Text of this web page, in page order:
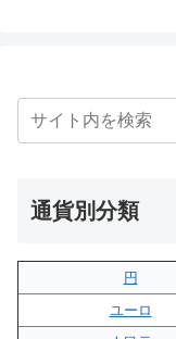
通貨別分類
円
ユーロ